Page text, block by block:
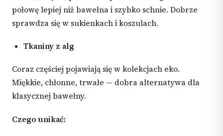
połowę lepiej niż bawełna i szybko schnie. Dobrze
sprawdza się w sukienkach i koszulach.
Tkaniny z alg
Coraz częściej pojawiają się w kolekcjach eko.
Miękkie, chłonne, trwałe — dobra alternatywa dla
klasycznej bawełny.
Czego unikać: